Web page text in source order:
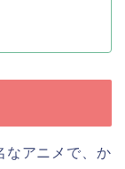
なアニメで、か